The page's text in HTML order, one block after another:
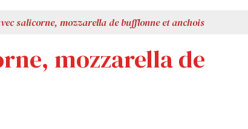
salicorne, mozzarella de bufflonne et anchois
mozzarella de